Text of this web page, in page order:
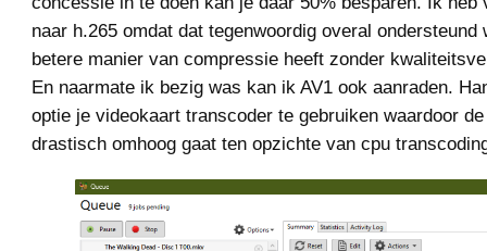
naar h.265 omdat dat tegenwoordig overal ondersteund
betere manier van compressie heeft zonder
En naarmate ik bezig was kan ik AV1 ook aanraden.
optie je videokaart transcoder te gebruiken waardoor
drastisch omhoog gaat ten opzichte van cpu